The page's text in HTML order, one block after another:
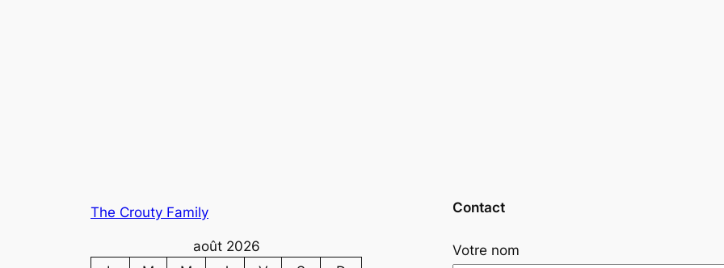
The Crouty Family
août 2026
Contact
Votre nom